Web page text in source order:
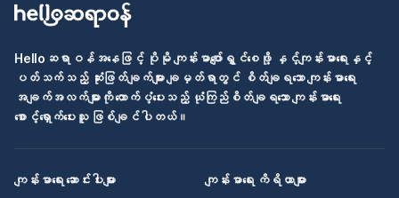
Helloဆရာဝန်အနေဖြင့် ပိုမို ကျန်းမာပျော်ရွှင်စေဖို့ နှင့်ကျန်းမာရေးနှင့်
ပတ်သက်သည့် ဆုံးဖြတ်ချက်များ ချမှတ်ရာတွင် စိတ်ချရသော ကျန်းမာရေး
အချက်အလက်များကို ထောက်ပံ့ပေးသည့် ယုံကြည်စိတ်ချရသော ကျန်းမာရေး
စောင့်ရှောက်ပေးသူ ဖြစ်ချင်ပါတယ်။
ကျန်းမာရေး ဆောင်းပါးများ ကျန်းမာရေး ကိရိယာများ